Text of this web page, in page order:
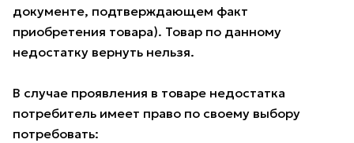
документе, подтверждающем факт
приобретения товара). Товар по данному
недостатку вернуть нельзя.
В случае проявления в товаре недостатка
потребитель имеет право по своему выбору
потребовать: